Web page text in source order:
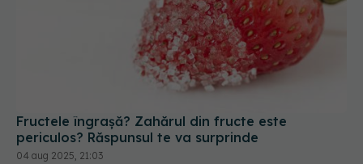
Fructele îngrașă? Zahărul din fructe este
periculos? Răspunsul te va surprinde